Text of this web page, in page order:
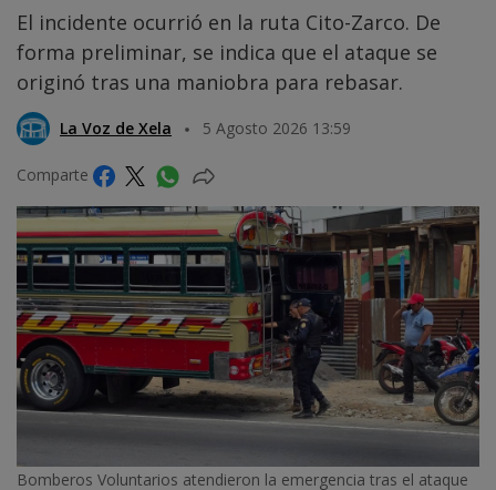
El incidente ocurrió en la ruta Cito-Zarco. De
forma preliminar, se indica que el ataque se
originó tras una maniobra para rebasar.
La Voz de Xela 5 Agosto 2026 13:59
Comparte
Bomberos Voluntarios atendieron la emergencia tras el ataque